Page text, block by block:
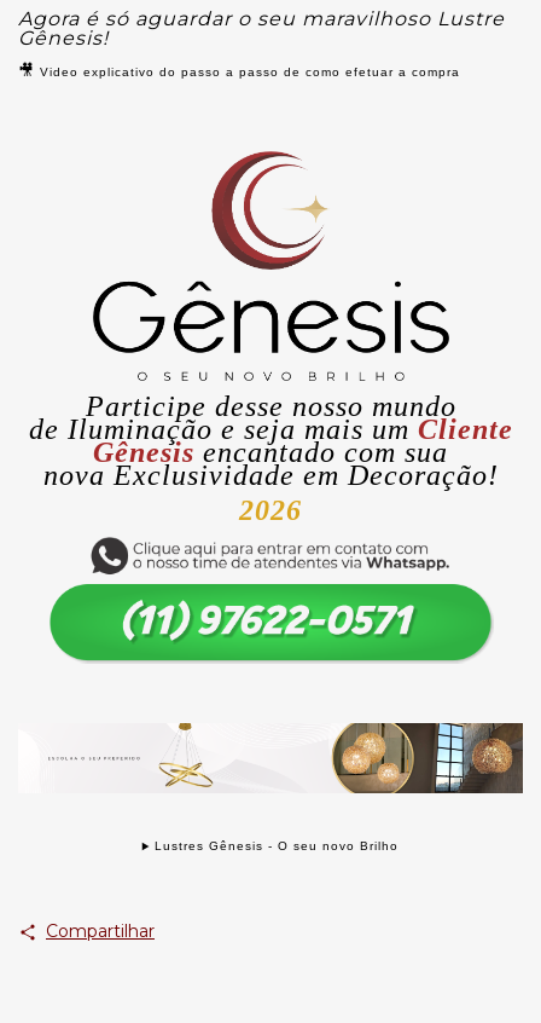
Agora é só aguardar o seu maravilhoso Lustre
Gênesis!
🎥 Video explicativo do passo a passo de como efetuar a compra
Participe desse nosso mundo
de Iluminação e seja mais um Cliente
Gênesis encantado com sua
nova Exclusividade em Decoração!
2026
Lustres Gênesis - O seu novo Brilho
Compartilhar